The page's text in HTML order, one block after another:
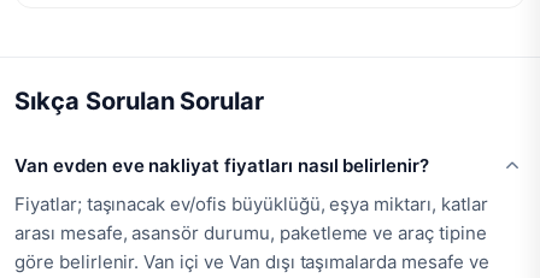
Sıkça Sorulan Sorular
Van evden eve nakliyat fiyatları nasıl belirlenir?
Fiyatlar; taşınacak ev/ofis büyüklüğü, eşya miktarı, katlar
arası mesafe, asansör durumu, paketleme ve araç tipine
göre belirlenir. Van içi ve Van dışı taşımalarda mesafe ve